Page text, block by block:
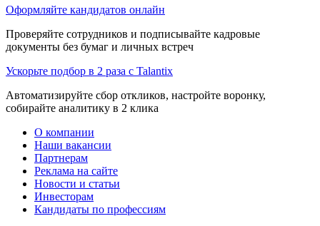
Оформляйте кандидатов онлайн
Проверяйте сотрудников и подписывайте кадровые
документы без бумаг и личных встреч
Ускорьте подбор в 2 раза с Talantix
Автоматизируйте сбор откликов, настройте воронку,
собирайте аналитику в 2 клика
О компании
Наши вакансии
Партнерам
Реклама на сайте
Новости и статьи
Инвесторам
Кандидаты по профессиям